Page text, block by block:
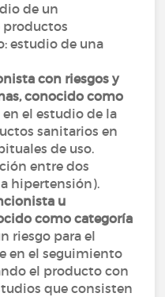
de un
estudio de una
con riesgos y
conocido como
en el estudio de la
sanitarios en
de uso.
entre dos
hipertensión).
u
como categoría
riesgo para el
en el seguimiento
el producto con
que consisten